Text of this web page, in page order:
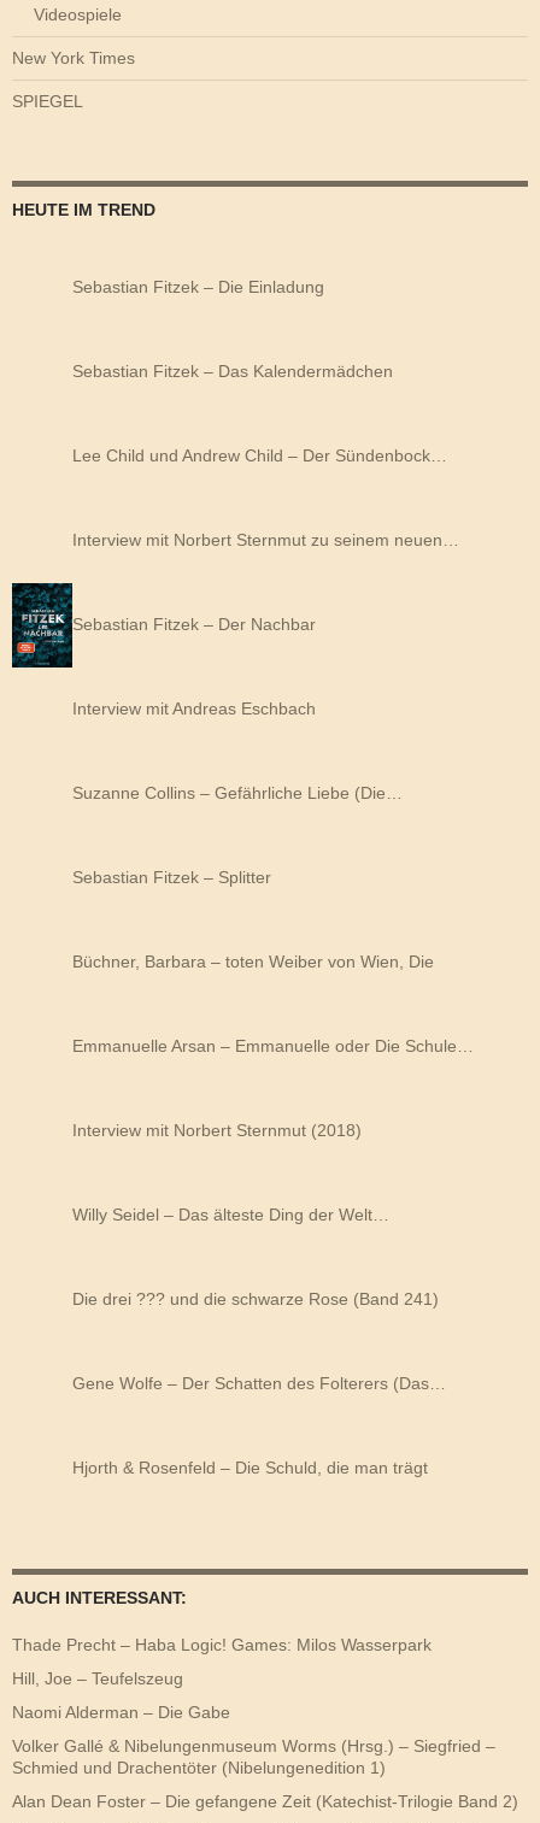
Videospiele
New York Times
SPIEGEL
HEUTE IM TREND
Sebastian Fitzek – Die Einladung
Sebastian Fitzek – Das Kalendermädchen
Lee Child und Andrew Child – Der Sündenbock…
Interview mit Norbert Sternmut zu seinem neuen…
Sebastian Fitzek – Der Nachbar
Interview mit Andreas Eschbach
Suzanne Collins – Gefährliche Liebe (Die…
Sebastian Fitzek – Splitter
Büchner, Barbara – toten Weiber von Wien, Die
Emmanuelle Arsan – Emmanuelle oder Die Schule…
Interview mit Norbert Sternmut (2018)
Willy Seidel – Das älteste Ding der Welt…
Die drei ??? und die schwarze Rose (Band 241)
Gene Wolfe – Der Schatten des Folterers (Das…
Hjorth & Rosenfeld – Die Schuld, die man trägt
AUCH INTERESSANT:
Thade Precht – Haba Logic! Games: Milos Wasserpark
Hill, Joe – Teufelszeug
Naomi Alderman – Die Gabe
Volker Gallé & Nibelungenmuseum Worms (Hrsg.) – Siegfried –
Schmied und Drachentöter (Nibelungenedition 1)
Alan Dean Foster – Die gefangene Zeit (Katechist-Trilogie Band 2)